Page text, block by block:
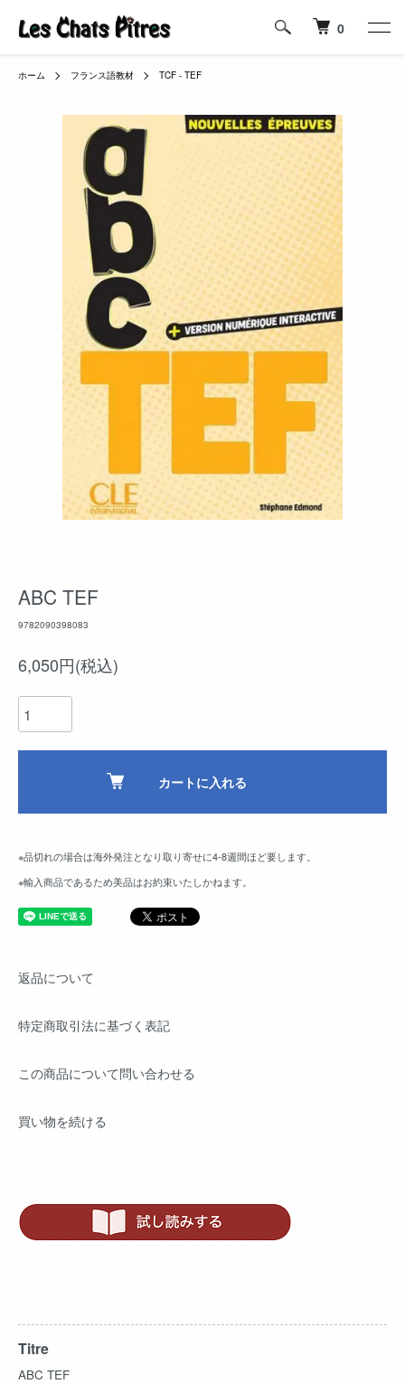
0
ホーム フランス語教材 TCF - TEF
ABC TEF
9782090398083
6,050円(税込)
カートに入れる
※品切れの場合は海外発注となり取り寄せに4-8週間ほど要します。
※輸入商品であるため美品はお約束いたしかねます。
返品について
特定商取引法に基づく表記
この商品について問い合わせる
買い物を続ける
Titre
ABC TEF